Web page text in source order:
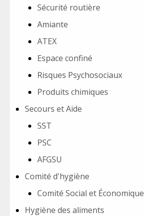
Sécurité routière
Amiante
ATEX
Espace confiné
Risques Psychosociaux
Produits chimiques
Secours et Aide
SST
PSC
AFGSU
Comité d'hygiène
Comité Social et Économique
Hygiène des aliments